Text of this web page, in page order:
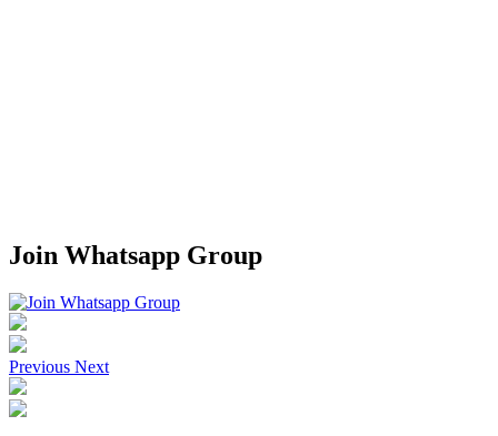
Join Whatsapp Group
Previous Next